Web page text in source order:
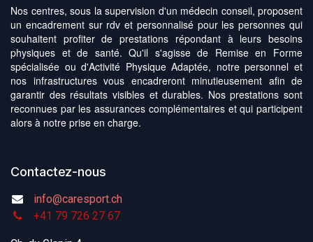
Nos centres, sous la supervision d'un médecin conseil, proposent
un encadrement sur rdv et personnalisé pour les personnes qui
souhaitent profiter de prestations répondant à leurs besoins
physiques et de santé. Qu'il s'agisse de Remise en Forme
spécialisée ou d'Activité Physique Adaptée, notre personnel et
nos infrastructures vous encadreront minutieusement afin de
garantir des résultats visibles et durables. Nos prestations sont
reconnues par les assurances complémentaires et qui participent
alors à notre prise en charge.
Contactez-nous
info@caresport.ch
+41 79 726 27 67